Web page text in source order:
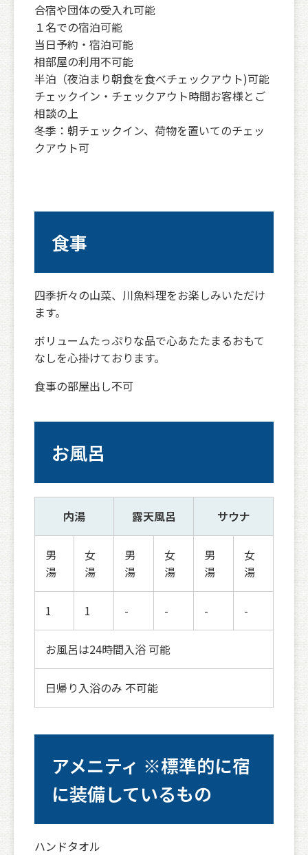
合宿や団体の受入れ可能
１名での宿泊可能
当日予約・宿泊可能
相部屋の利用不可能
半泊（夜泊まり朝食を食べチェックアウト)可能
チェックイン・チェックアウト時間お客様とご
相談の上
冬季：朝チェックイン、荷物を置いてのチェッ
クアウト可
食事
四季折々の山菜、川魚料理をお楽しみいただけ
ます。
ボリュームたっぷりな品で心あたたまるおもて
なしを心掛けております。
食事の部屋出し不可
お風呂
内湯 露天風呂 サウナ
男
湯
女
湯
男
湯
女
湯
男
湯
女
湯
1 1 - - - -
お風呂は24時間入浴 可能
日帰り入浴のみ 不可能
アメニティ ※標準的に宿
に装備しているもの
ハンドタオル